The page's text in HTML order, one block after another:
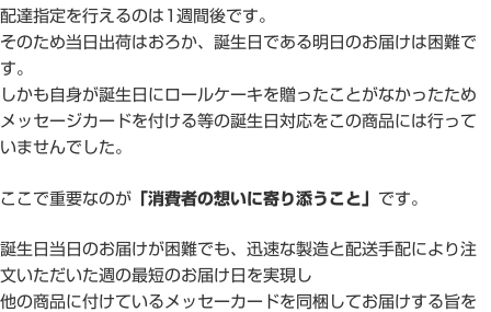
配達指定を行えるのは1週間後です。
そのため当日出荷はおろか、誕生日である明日のお届けは困難で
す。
しかも自身が誕生日にロールケーキを贈ったことがなかったため
メッセージカードを付ける等の誕生日対応をこの商品には行って
いませんでした。
ここで重要なのが 「消費者の想いに寄り添うこと」 です。
誕生日当日のお届けが困難でも、迅速な製造と配送手配により注
文いただいた週の最短のお届け日を実現し
他の商品に付けているメッセーカードを同梱してお届けする旨を